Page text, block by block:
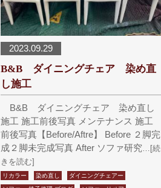
2023.09.29
B&B ダイニングチェア 染め直
し施工
B&B ダイニングチェア 染め直し
施工 施工前後写真 メンテナンス 施工
前後写真【Before/Aftre】 Before ２脚完
成２脚未完成写真 After ソファ研究 …[続
きを読む]
リカラー 染め直し
ダイニングチェアー